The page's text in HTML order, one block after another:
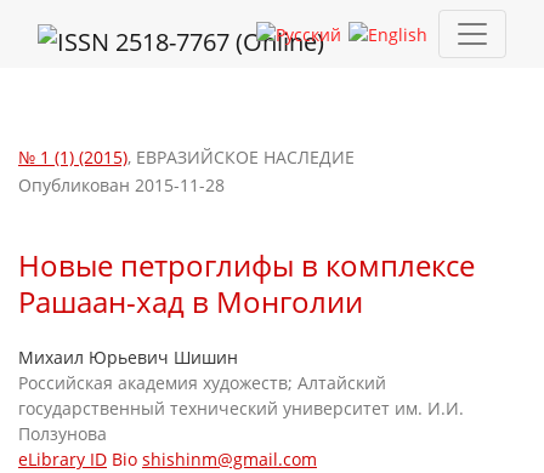
Новые петроглифы в комплексе Рашаан-хад в Монголии
№ 1 (1) (2015), ЕВРАЗИЙСКОЕ НАСЛЕДИЕ
Новые петроглифы в комплексе
Рашаан-хад в Монголии
Опубликован 2015-11-28
Михаил Юрьевич Шишин
Российская академия художеств; Алтайский
государственный технический университет им. И.И.
Ползунова
eLibrary ID Bio shishinm@gmail.com